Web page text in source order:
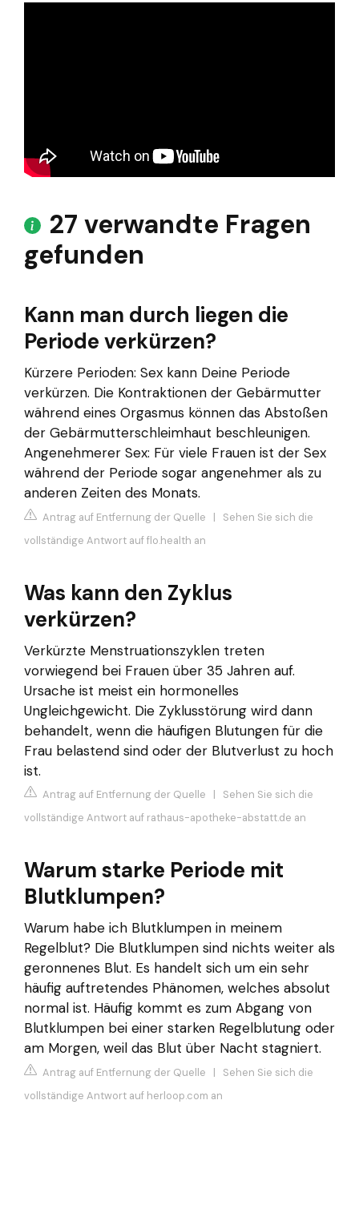
27 verwandte Fragen
gefunden
Kann man durch liegen die
Periode verkürzen?
Kürzere Perioden: Sex kann Deine Periode
verkürzen. Die Kontraktionen der Gebärmutter
während eines Orgasmus können das Abstoßen
der Gebärmutterschleimhaut beschleunigen.
Angenehmerer Sex: Für viele Frauen ist der Sex
während der Periode sogar angenehmer als zu
anderen Zeiten des Monats.
Antrag auf Entfernung der Quelle | Sehen Sie sich die
vollständige Antwort auf flo.health an
Was kann den Zyklus
verkürzen?
Verkürzte Menstruationszyklen treten
vorwiegend bei Frauen über 35 Jahren auf.
Ursache ist meist ein hormonelles
Ungleichgewicht. Die Zyklusstörung wird dann
behandelt, wenn die häufigen Blutungen für die
Frau belastend sind oder der Blutverlust zu hoch
ist.
Antrag auf Entfernung der Quelle | Sehen Sie sich die
vollständige Antwort auf rathaus-apotheke-abstatt.de an
Warum starke Periode mit
Blutklumpen?
Warum habe ich Blutklumpen in meinem
Regelblut? Die Blutklumpen sind nichts weiter als
geronnenes Blut. Es handelt sich um ein sehr
häufig auftretendes Phänomen, welches absolut
normal ist. Häufig kommt es zum Abgang von
Blutklumpen bei einer starken Regelblutung oder
am Morgen, weil das Blut über Nacht stagniert.
Antrag auf Entfernung der Quelle | Sehen Sie sich die
vollständige Antwort auf herloop.com an